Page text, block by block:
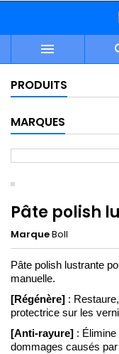

PRODUITS
MARQUES
Pâte polish
MarqueBoll
Pâte polish lustrante
manuelle.
[Régénère] :
protectrice sur les
[Anti-rayure] :
dommages causés